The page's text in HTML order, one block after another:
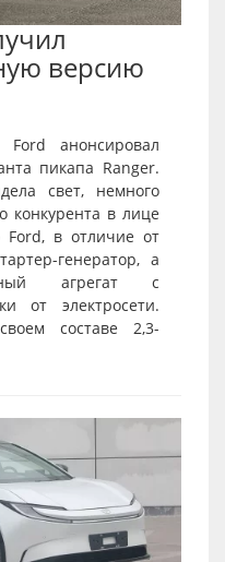
версию
анонсировал
пикапа Ranger.
свет, немного
конкурента в лице
Ford, в отличие от
генератор, а
агрегат с
от электросети.
составе 2,3-